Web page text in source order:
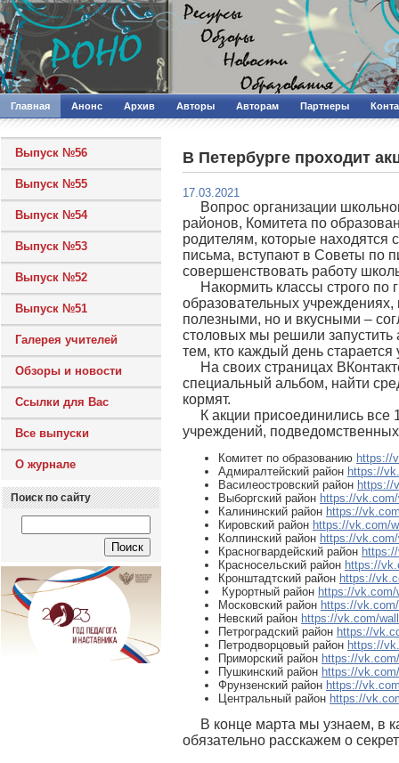
Главная Анонс Архив Авторы Авторам Партнеры
Выпуск №56
Выпуск №55
Выпуск №54
Выпуск №53
Выпуск №52
Выпуск №51
Галерея учителей
Обзоры и новости
Ссылки для Вас
Все выпуски
О журнале
Поиск по сайту
В Петербурге проходит
17.03.2021
Вопрос организации
районов, Комитета по
родителям, которые находятся
письма, вступают в Советы по
совершенствовать работу
Накормить классы строго по
образовательных учреждениях,
полезными, но и вкусными –
столовых мы решили
тем, кто каждый день
На своих страницах
специальный альбом, найти
кормят.
К акции присоединились все
учреждений, подведомственных
Комитет по образованию https://
Адмиралтейский район https://
Василеостровский район https://
Выборгский район https://
Калининский район https://
Кировский район https://vk.com/
Колпинский район https://
Красногвардейский район
Красносельский район https://
Кронштадтский район https://
Курортный район https://vk.com/
Московский район https://
Невский район https://vk.com/
Петроградский район https://
Петродворцовый район https://
Приморский район https://
Пушкинский район https://
Фрунзенский район https://
Центральный район https://
В конце марта мы узнаем, в
обязательно расскажем о